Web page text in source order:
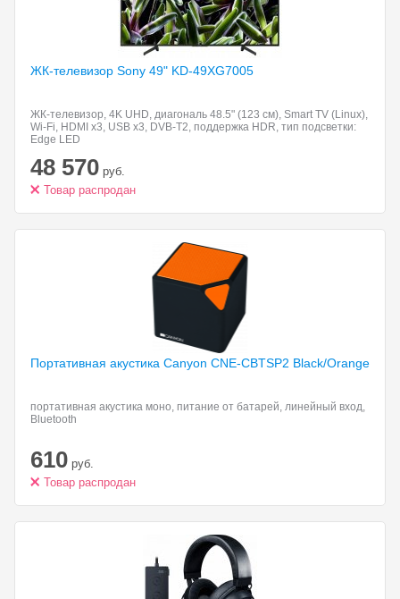
ЖК-телевизор Sony 49" KD-49XG7005
ЖК-телевизор, 4K UHD, диагональ 48.5" (123 см), Smart TV (Linux),
Wi-Fi, HDMI x3, USB x3, DVB-T2, поддержка HDR, тип подсветки:
Edge LED
48 570 руб.
Товар распродан
Портативная акустика Canyon CNE-CBTSP2 Black/Orange
портативная акустика моно, питание от батарей, линейный вход,
Bluetooth
610 руб.
Товар распродан